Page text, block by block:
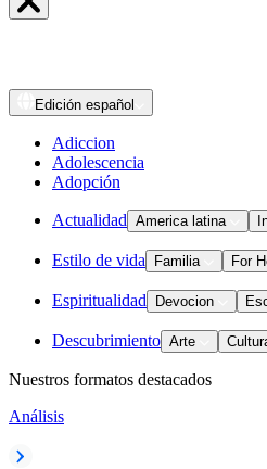
Edición español
Adiccion
Adolescencia
Adopción
Actualidad America latina
Estilo de vida Familia For
Espiritualidad Devocion
Descubrimiento Arte
Nuestros formatos destacados
Análisis